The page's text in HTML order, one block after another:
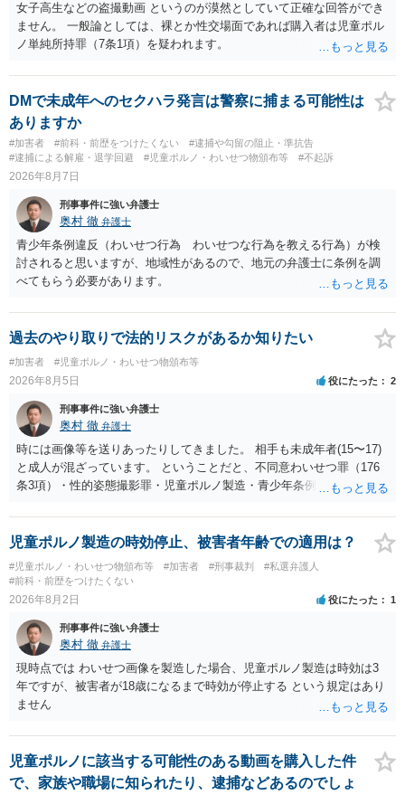
女子高生などの盗撮動画 というのが漠然としていて正確な回答ができ
ません。 一般論としては、裸とか性交場面であれば購入者は児童ポル
ノ単純所持罪（7条1項）を疑われます。
DMで未成年へのセクハラ発言は警察に捕まる可能性は
ありますか
#加害者 #前科・前歴をつけたくない
#逮捕や勾留の阻止・準抗告
#逮捕による解雇・退学回避
#児童ポルノ・わいせつ物頒布等 #不起訴
2026年8月7日
刑事事件に強い弁護士
奥村 徹 弁護士
青少年条例違反（わいせつ行為 わいせつな行為を教える行為）が検
討されると思いますが、地域性があるので、地元の弁護士に条例を調
べてもらう必要があります。
過去のやり取りで法的リスクがあるか知りたい
#加害者 #児童ポルノ・わいせつ物頒布等
2026年8月5日 役にたった 2
刑事事件に強い弁護士
奥村 徹 弁護士
時には画像等を送りあったりしてきました。 相手も未成年者(15〜17)
と成人が混ざっています。 ということだと、不同意わいせつ罪（176
条3項）・性的姿態撮影罪・児童ポルノ製造・青少年条例違反（わいせ
で、警察にバレれば、それなりの捜査を受けるでしょう。
児童ポルノ製造の時効停止、被害者年齢での適用は？
#児童ポルノ・わいせつ物頒布等 #加害者 #刑事裁判
#私選弁護人
#前科・前歴をつけたくない
2026年8月2日 役にたった 1
刑事事件に強い弁護士
奥村 徹 弁護士
現時点では わいせつ画像を製造した場合、児童ポルノ製造は時効は3
年ですが、被害者が18歳になるまで時効が停止する という規定はあり
ません
児童ポルノに該当する可能性のある動画を購入した件
で、家族や職場に知られたり、逮捕などあるのでしょ